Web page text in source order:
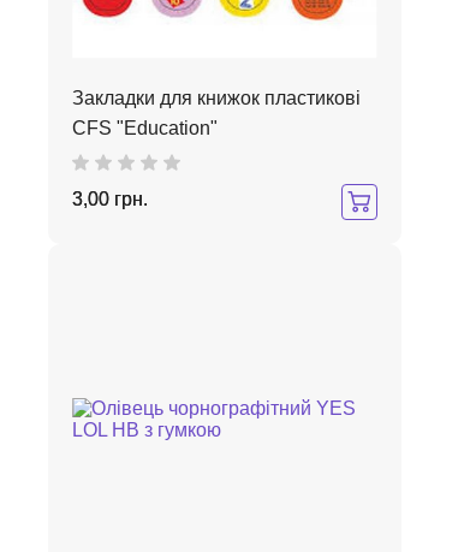
Закладки для книжок пластикові
CFS "Education"
3,00 грн.